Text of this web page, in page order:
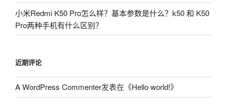
小米Redmi K50 Pro怎么样？基本参数是什么？k50 和 K50
Pro两种手机有什么区别？
近期评论
A WordPress Commenter发表在《Hello world!》